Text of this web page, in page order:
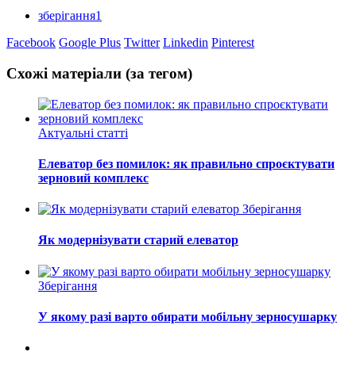
зберігання1
Facebook Google Plus Twitter Linkedin Pinterest
Схожі матеріали (за тегом)
Актуальні статті
Елеватор без помилок: як правильно спроєктувати
зерновий комплекс
Зберігання
Як модернізувати старий елеватор
Зберігання
У якому разі варто обирати мобільну зерносушарку